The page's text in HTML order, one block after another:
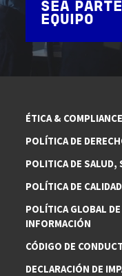
SEA
EQUIPO
ÉTICA & COMPLIANCE
POLÍTICA DE
POLITICA DE SALUD,
POLÍTICA DE CALIDAD
POLÍTICA GLOBAL
INFORMACIÓN
CÓDIGO DE
DECLARACIÓN DE